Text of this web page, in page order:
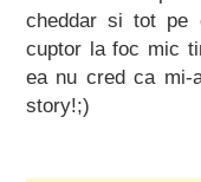
cheddar si tot pe
cuptor la foc mic
ea nu cred ca mi-
story!;)